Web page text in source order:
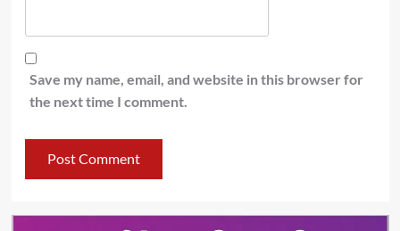
Save my name, email, and website in this browser for
the next time I comment.